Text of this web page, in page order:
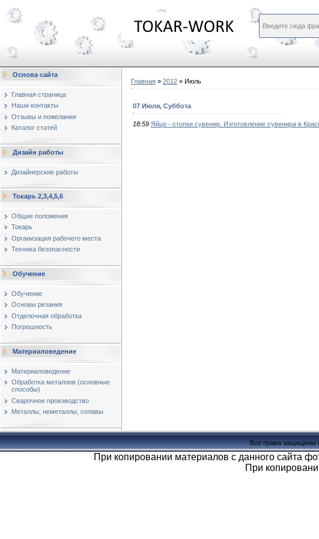
Основа сайта
Главная страница
Наши контакты
Отзывы и пожелания
Каталог статей
Дизайн работы
Дизайнерские работы
Токарь 2,3,4,5,6
Общие положения
Токарь
Организация рабочего места
Техника безопасности
Обучение
Обучение
Основы резания
Отделочная обработка
Погрешность
Материаловедение
Материаловедение
Обработка металлов (основные
способы)
Сварочное производство
Металлы, неметаллы, сплавы
Главная » 2012 » Июль
07 Июля, Суббота
18:59 Яйцо - стопки сувенир. Изготовление сувенира в
Все права защищены
При копировании материалов с данного сайта
При